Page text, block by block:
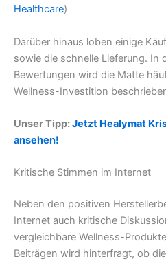
Healthcare)
Darüber hinaus loben einige
sowie die schnelle Lieferung. In
Bewertungen wird die Matte
Wellness-Investition
Unser Tipp:Jetzt Healymat
ansehen!
Kritische Stimmen im Internet
Neben den positiven
Internet auch kritische
vergleichbare Wellness-
Beiträgen wird hinterfragt, ob